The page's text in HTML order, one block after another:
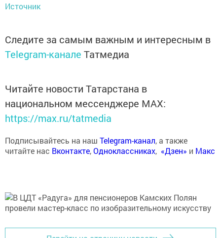
Источник
Следите за самым важным и интересным в
Telegram-канале Татмедиа
Читайте новости Татарстана в
национальном мессенджере MАХ:
https://max.ru/tatmedia
Подписывайтесь на наш Telegram-канал, а также
читайте нас Вконтакте,Одноклассниках, «Дзен» и Макс